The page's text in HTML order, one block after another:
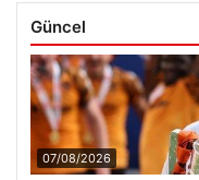
Güncel
07/08/2026